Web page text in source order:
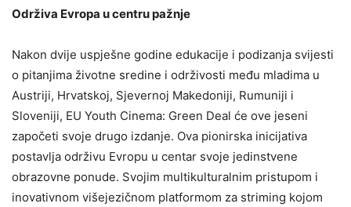
Održiva Evropa u centru pažnje
Nakon dvije uspješne godine edukacije i podizanja svijesti
o pitanjima životne sredine i održivosti među mladima u
Austriji, Hrvatskoj, Sjevernoj Makedoniji, Rumuniji i
Sloveniji, EU Youth Cinema: Green Deal će ove jeseni
započeti svoje drugo izdanje. Ova pionirska inicijativa
postavlja održivu Evropu u centar svoje jedinstvene
obrazovne ponude. Svojim multikulturalnim pristupom i
inovativnom višejezičnom platformom za striming kojom